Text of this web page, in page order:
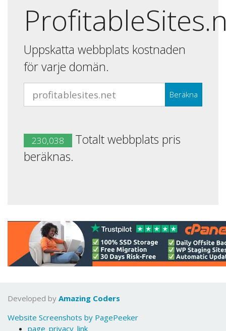
Uppskatta webbplats kostnaden
för varje domän.
Beräkna
230,038
Totalt webbplats pris
beräknas.
Developed by Amazing Coders
Website Screenshots by PagePeeker
page_privacy_link